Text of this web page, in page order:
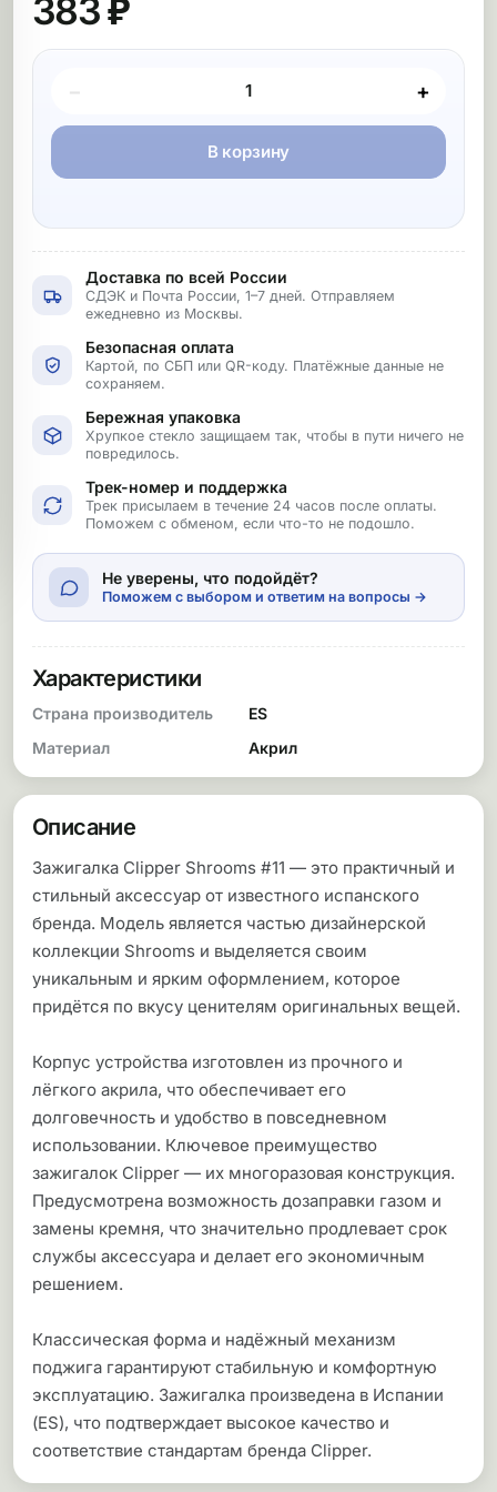
383 ₽
Покупка товара
− +
В корзину
Доставка по всей России
СДЭК и Почта России, 1–7 дней. Отправляем
ежедневно из Москвы.
Безопасная оплата
Картой, по СБП или QR-коду. Платёжные данные не
сохраняем.
Бережная упаковка
Хрупкое стекло защищаем так, чтобы в пути ничего не
повредилось.
Трек-номер и поддержка
Трек присылаем в течение 24 часов после оплаты.
Поможем с обменом, если что-то не подошло.
Не уверены, что подойдёт?
Поможем с выбором и ответим на вопросы →
Характеристики
Страна производитель
ES
Материал
Акрил
Описание
Зажигалка Clipper Shrooms #11 — это практичный и
стильный аксессуар от известного испанского
бренда. Модель является частью дизайнерской
коллекции Shrooms и выделяется своим
уникальным и ярким оформлением, которое
придётся по вкусу ценителям оригинальных вещей.
Корпус устройства изготовлен из прочного и
лёгкого акрила, что обеспечивает его
долговечность и удобство в повседневном
использовании. Ключевое преимущество
зажигалок Clipper — их многоразовая конструкция.
Предусмотрена возможность дозаправки газом и
замены кремня, что значительно продлевает срок
службы аксессуара и делает его экономичным
решением.
Классическая форма и надёжный механизм
поджига гарантируют стабильную и комфортную
эксплуатацию. Зажигалка произведена в Испании
(ES), что подтверждает высокое качество и
соответствие стандартам бренда Clipper.